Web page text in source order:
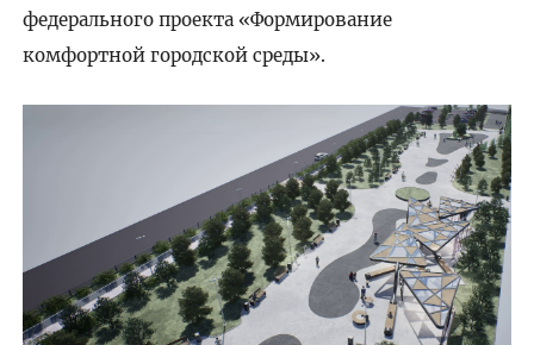
федерального проекта «Формирование
комфортной городской среды».